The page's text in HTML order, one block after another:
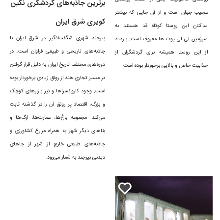
بیرجند بوده و به چندین شکل مانند بیرجند، برجن، برکند و بیرگند در نوشته‌ها و
فرهنگ‌نامه‌ها آمده است.
تاریخچه شهر بیرجند
عجیب جهان است و از آن جایی که بیشتر
ساکنان این روستا کوتاه قد هستند به
سرزمین لی لی پوت ها معروف است. بازدید
از این روستا همیشه برای گردشگران از
جذابیت خاص و بالایی برخوردار بوده است.
برترین جاذبه‌های گردشگری نگین
کویری شرق ایران
بیرجند شهری شگفت‌انگیز در شرق ایران با
جاذبه‌های تاریخی و طبیعی فراوان است. در
دوره‌های مختلف تاریخ ایران به دلیل قرار گرفتن
در مسیر تجاری هند از رونق زیادی برخوردار بوده
است. وجود کاروانسراها و نیز بازارهای کوچک
و بزرگ، اقتصاد پر رونق آن را در گذشته ثابت
می‌کند. مجموعه باغ‌ها، عمارت‌ها، ارگ‌ها و
بناهای دیگر شهر به همراه مزارع کشاورزی و
جاذبه‌های طبیعی خارج از شهر از جاهای
دیدنی بیرجند به شمار می‌رود.